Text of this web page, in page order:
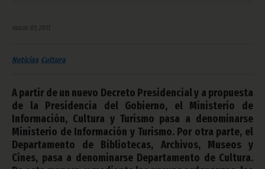
marzo 01, 2011
Noticias Cultura
A partir de un nuevo Decreto Presidencial y a propuesta
de la Presidencia del Gobierno, el Ministerio de
Información, Cultura y Turismo pasa a denominarse
Ministerio de Información y Turismo. Por otra parte, el
Departamento de Bibliotecas, Archivos, Museos y
Cines, pasa a denominarse Departamento de Cultura.